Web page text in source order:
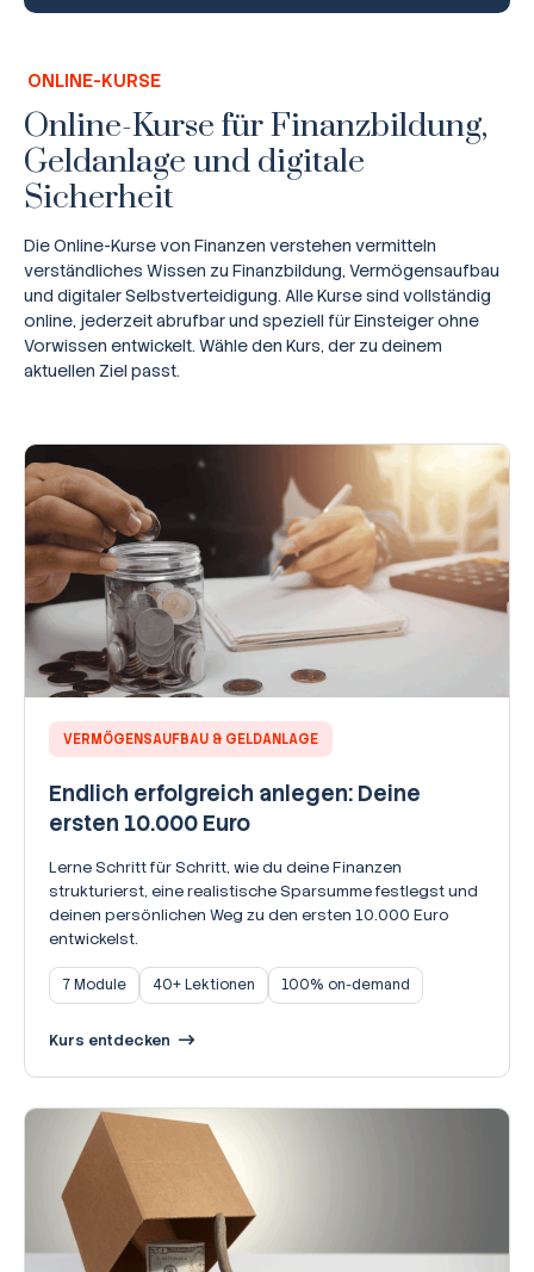
Online Kurse
ONLINE-KURSE
Online-Kurse für Finanzbildung,
Geldanlage und digitale
Sicherheit
Die Online-Kurse von Finanzen verstehen vermitteln
verständliches Wissen zu Finanzbildung, Vermögensaufbau
und digitaler Selbstverteidigung. Alle Kurse sind vollständig
online, jederzeit abrufbar und speziell für Einsteiger ohne
Vorwissen entwickelt. Wähle den Kurs, der zu deinem
aktuellen Ziel passt.
VERMÖGENSAUFBAU & GELDANLAGE
Endlich erfolgreich anlegen: Deine
ersten 10.000 Euro
Lerne Schritt für Schritt, wie du deine Finanzen
strukturierst, eine realistische Sparsumme festlegst und
deinen persönlichen Weg zu den ersten 10.000 Euro
entwickelst.
7 Module 40+ Lektionen 100% on-demand
Kurs entdecken